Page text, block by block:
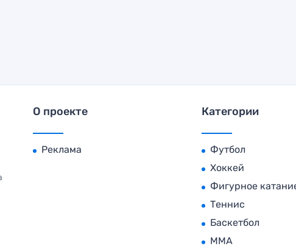
О проекте
Реклама
Категории
Футбол
Хоккей
Фигурное
Теннис
Баскетбол
MMA